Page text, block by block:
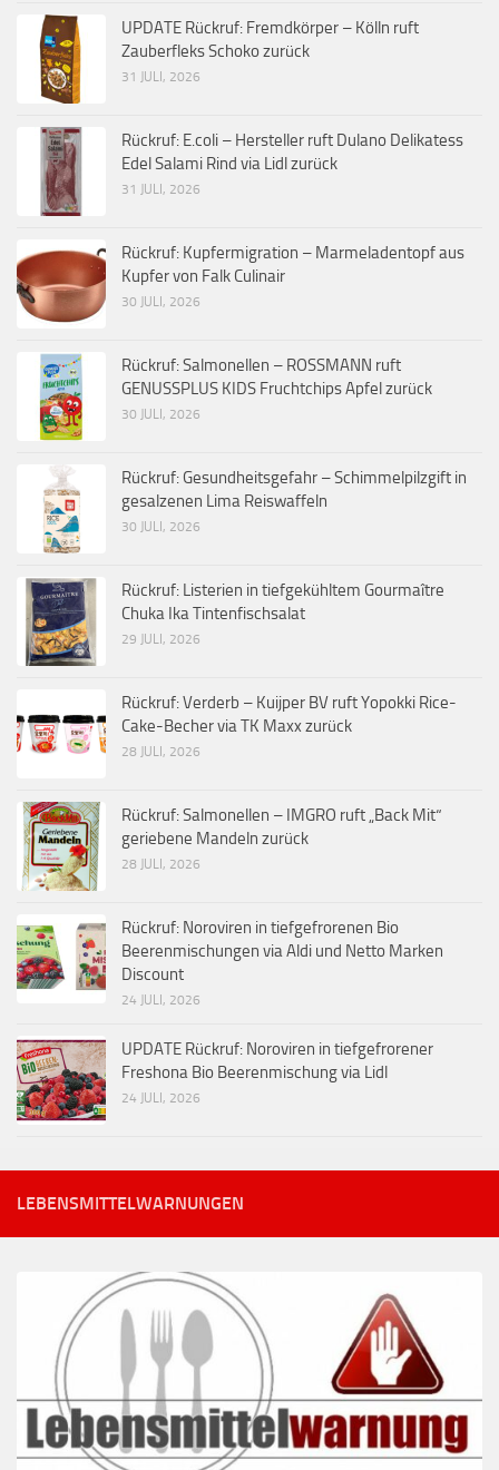
UPDATE Rückruf: Fremdkörper – Kölln ruft
Zauberfleks Schoko zurück
31 JULI, 2026
Rückruf: E.coli – Hersteller ruft Dulano Delikatess
Edel Salami Rind via Lidl zurück
31 JULI, 2026
Rückruf: Kupfermigration – Marmeladentopf aus
Kupfer von Falk Culinair
30 JULI, 2026
Rückruf: Salmonellen – ROSSMANN ruft
GENUSSPLUS KIDS Fruchtchips Apfel zurück
30 JULI, 2026
Rückruf: Gesundheitsgefahr – Schimmelpilzgift in
gesalzenen Lima Reiswaffeln
30 JULI, 2026
Rückruf: Listerien in tiefgekühltem Gourmaître
Chuka Ika Tintenfischsalat
29 JULI, 2026
Rückruf: Verderb – Kuijper BV ruft Yopokki Rice-
Cake-Becher via TK Maxx zurück
28 JULI, 2026
Rückruf: Salmonellen – IMGRO ruft „Back Mit“
geriebene Mandeln zurück
28 JULI, 2026
Rückruf: Noroviren in tiefgefrorenen Bio
Beerenmischungen via Aldi und Netto Marken
Discount
24 JULI, 2026
UPDATE Rückruf: Noroviren in tiefgefrorener
Freshona Bio Beerenmischung via Lidl
24 JULI, 2026
LEBENSMITTELWARNUNGEN